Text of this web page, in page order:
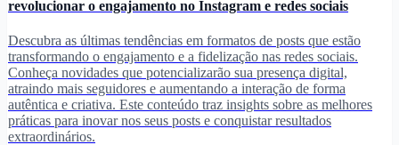
revolucionar o engajamento no Instagram e redes sociais
Descubra as últimas tendências em formatos de posts que estão
transformando o engajamento e a fidelização nas redes sociais.
Conheça novidades que potencializarão sua presença digital,
atraindo mais seguidores e aumentando a interação de forma
autêntica e criativa. Este conteúdo traz insights sobre as melhores
práticas para inovar nos seus posts e conquistar resultados
extraordinários.